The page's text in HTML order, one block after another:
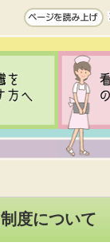
度について